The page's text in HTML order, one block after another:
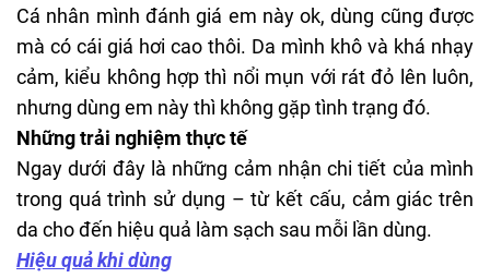
Cá nhân mình đánh giá em này ok, dùng cũng được
mà có cái giá hơi cao thôi. Da mình khô và khá nhạy
cảm, kiểu không hợp thì nổi mụn với rát đỏ lên luôn,
nhưng dùng em này thì không gặp tình trạng đó.
Những trải nghiệm thực tế
Ngay dưới đây là những cảm nhận chi tiết của mình
trong quá trình sử dụng – từ kết cấu, cảm giác trên
da cho đến hiệu quả làm sạch sau mỗi lần dùng.
Hiệu quả khi dùng